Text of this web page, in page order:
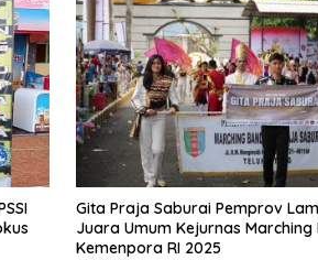
Gita Praja Saburai Pemprov
Juara Umum Kejurnas Marching
Kemenpora RI 2025